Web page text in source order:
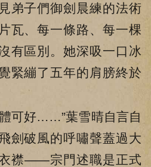
弟子們御劍晨練的法術
瓦、每一條路、每一棵
有區別。她深吸一口冰
緊繃了五年的肩膀終於
可好……”葉雪晴自言自
劍破風的呼嘯聲蓋過大
襟——宗門述職是正式